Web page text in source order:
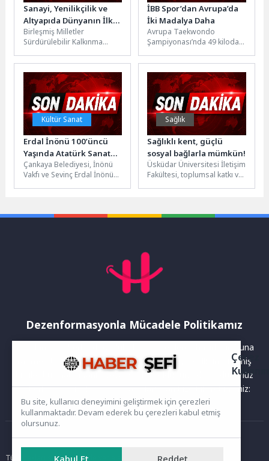
Sanayi, Yenilikçilik ve
Altyapıda Dünyanın İlk
200 Üniversitesi
Arasında
Birleşmiş Milletler
Sürdürülebilir Kalkınma
doğrultusunda
üniversitelerin eğitim,
araştırma, toplumsal katkı ve
kurumsal uygulamalar...
İBB Spor’dan Avrupa’da
İki Madalya Daha
Avrupa Taekwondo
Şampiyonası’nda 49 kiloda
Kulübü sporcusu Elif Sude
Akgül, finalde...
Kültür Sanat
Erdal İnönü 100’üncü
Yaşında Atatürk Sanat
Merkezi’nde Anıldı
Çankaya Belediyesi, İnönü
Vakfı ve Sevinç Erdal İnönü
Sağlık
Sağlıklı kent, güçlü
sosyal bağlarla mümkün!
Üsküdar Üniversitesi İletişim
Fakültesi, toplumsal katkı ve
Dezenformasyonla Mücadele Politikamız
Yayınlanan haberler doğruluk ilkesi gözetilerek hazırlanır. Buna
rağmen bazı içeriklerde eksik, hatalı veya güncelliğini yitirmiş
bilgiler bulunabilir.Yanlış veya yanıltıcı olduğunu düşündüğünüz
haberleri aşağıdaki iletişim kanallarından bize bildirebilirsiniz:
Ana Sayfa
Tüm hakları saklıdır. Sitede yer alan içerikler izinsiz kopyalanamaz,
Çerez
Bu site, kullanıcı deneyimini geliştirmek için çerezleri
kullanmaktadır. Devam ederek bu çerezleri kabul etmiş
olursunuz.
Kabul Et Reddet